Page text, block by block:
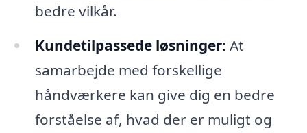
bedre vilkår.
Kundetilpassede løsninger: At
samarbejde med forskellige
håndværkere kan give dig en bedre
forståelse af, hvad der er muligt og